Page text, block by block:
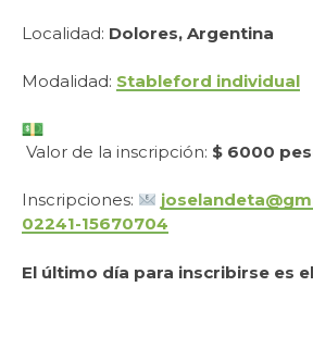
Localidad: Dolores, Argentina
Modalidad: Stableford individual
Valor de la inscripción: $ 6000
Inscripciones:
02241-15670704
El último día para inscribirse es